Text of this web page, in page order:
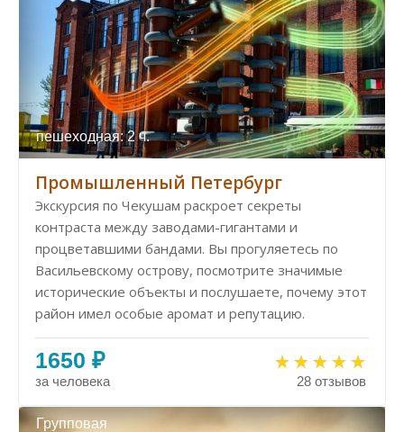
пешеходная: 2 ч.
Промышленный Петербург
Экскурсия по Чекушам раскроет секреты
контраста между заводами-гигантами и
процветавшими бандами. Вы прогуляетесь по
Васильевскому острову, посмотрите значимые
исторические объекты и послушаете, почему этот
район имел особые аромат и репутацию.
1650 ₽
за человека 28 отзывов
Групповая